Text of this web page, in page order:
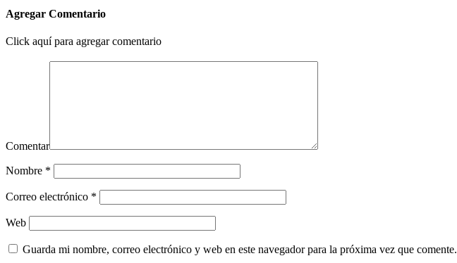
Agregar Comentario
Click aquí para agregar comentario
Comentar
Nombre *
Correo electrónico *
Web
Guarda mi nombre, correo electrónico y web en este navegador para la próxima vez que comente.